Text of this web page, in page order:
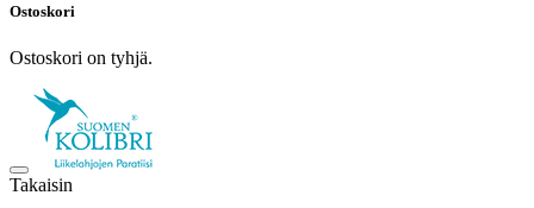
Ostoskori
Ostoskori on tyhjä.
Takaisin